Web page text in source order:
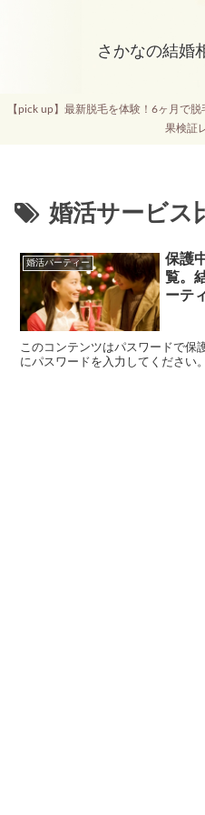
さかなの結婚
【pick up】最新脱毛を体験！6ヶ月で
果検証
婚活サービス
婚活パーティー
保護
覧。
ーテ
このコンテンツはパスワードで保
にパスワードを入力してください